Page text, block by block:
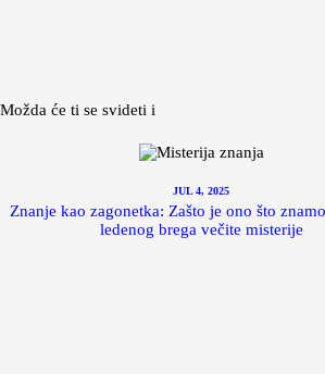
Možda će ti se svideti i
JUL 4, 2025
Znanje kao zagonetka: Zašto je ono što
ledenog brega večite misterije